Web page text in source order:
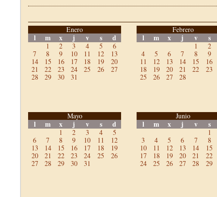
Enero
l m x j v s d
1 2 3 4 5
6
7
8 9 10 11 12
13
14
15 16 17 18 19
20
21
22 23 24 25 26
27
28
29 30 31
Febrero
l m x j v s
1
2
4
5 6 7 8
9
11
12 13 14 15
16
18
19 20 21 22
23
25
26 27 28
Mayo
l m x j v s d
1 2 3 4
5
6
7 8 9 10 11
12
13
14 15 16 17 18
19
20
21 22 23 24 25
26
27
28 29 30 31
Junio
l m x j v s
1
3
4 5 6 7
8
10
11 12 13 14
15
17
18 19 20 21
22
24
25 26 27 28 29